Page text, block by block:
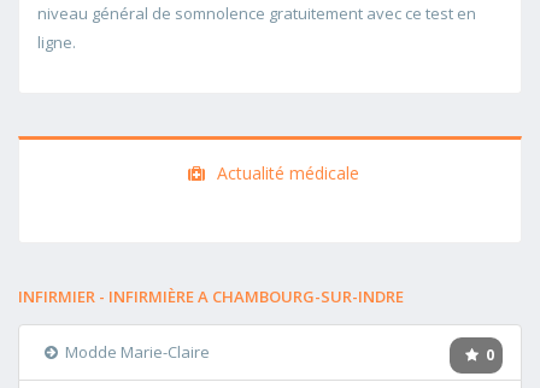
niveau général de somnolence gratuitement avec ce test en
ligne.
Actualité médicale
INFIRMIER - INFIRMIÈRE A CHAMBOURG-SUR-INDRE
0
Modde Marie-Claire